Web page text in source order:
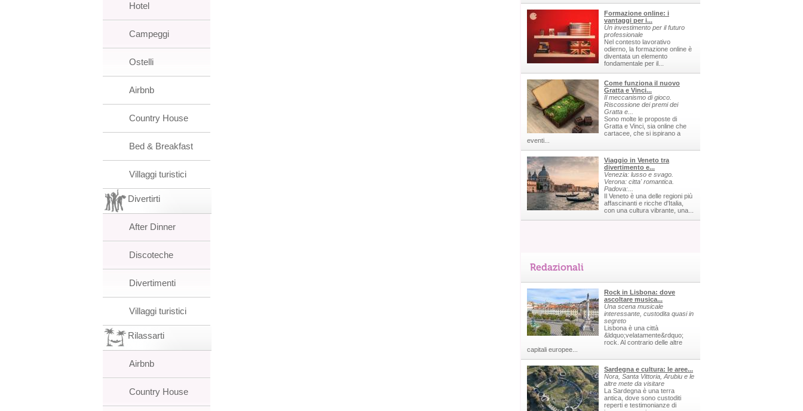
Hotel
Campeggi
Ostelli
Airbnb
Country House
Bed & Breakfast
Villaggi turistici
Divertirti
After Dinner
Discoteche
Divertimenti
Villaggi turistici
Rilassarti
Airbnb
Country House
Formazione online: i
vantaggi per i...
Un investimento per il futuro
professionale
Nel contesto lavorativo
odierno, la formazione online è
diventata un elemento
fondamentale per il...
Come funziona il nuovo
Gratta e Vinci...
Il meccanismo di gioco.
Riscossione dei premi dei
Gratta e...
Sono molte le proposte di
Gratta e Vinci, sia online che
cartacee, che si ispirano a
eventi...
Viaggio in Veneto tra
divertimento e...
Venezia: lusso e svago.
Verona: citta' romantica.
Padova:...
Il Veneto è una delle regioni più
affascinanti e ricche d'Italia,
con una cultura vibrante, una...
Redazionali
Rock in Lisbona: dove
ascoltare musica...
Una scena musicale
interessante, custodita quasi in
segreto
Lisbona è una città
&ldquo;velatamente&rdquo;
rock. Al contrario delle altre
capitali europee...
Sardegna e cultura: le aree...
Nora, Santa Vittoria, Arubiu e le
altre mete da visitare
La Sardegna è una terra
antica, dove sono custoditi
reperti e testimonianze di